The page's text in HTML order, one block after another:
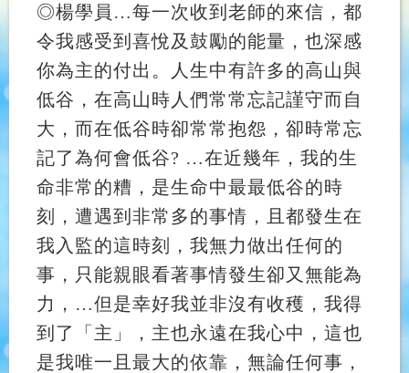
◎楊學員 …每一次收到老師的來信，都
令我感受到喜悅及鼓勵的能量，也深感
你為主的付出。人生中有許多的高山與
低谷，在高山時人們常常忘記謹守而自
大，而在低谷時卻常常抱怨，卻時常忘
記了為何會低谷? …在近幾年，我的生
命非常的糟，是生命中最最低谷的時
刻，遭遇到非常多的事情，且都發生在
我入監的這時刻，我無力做出任何的
事，只能親眼看著事情發生卻又無能為
力，…但是幸好我並非沒有收穫，我得
到了「主」，主也永遠在我心中，這也
是我唯一且最大的依靠，無論任何事，